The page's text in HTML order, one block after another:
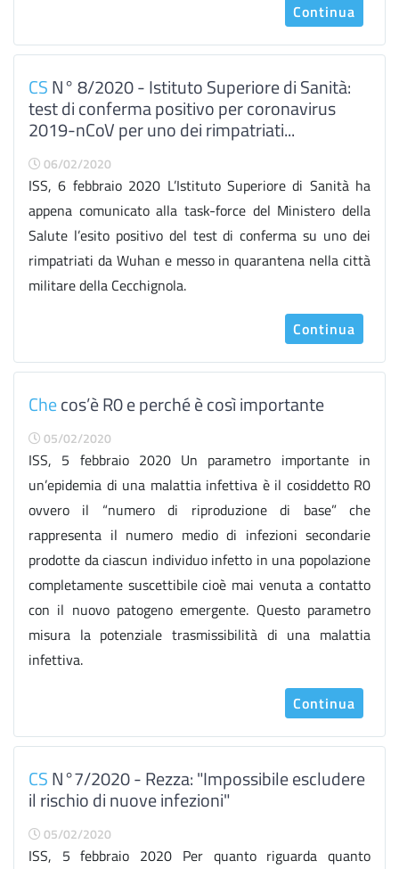
Continua
CSN° 8/2020 - Istituto Superiore di Sanità:
test di conferma positivo per coronavirus
2019-nCoV per uno dei rimpatriati...
06/02/2020
ISS, 6 febbraio 2020 L’Istituto Superiore di Sanità ha
appena comunicato alla task-force del Ministero della
Salute l’esito positivo del test di conferma su uno dei
rimpatriati da Wuhan e messo in quarantena nella città
militare della Cecchignola.
Continua
Checos’è R0 e perché è così importante
05/02/2020
ISS, 5 febbraio 2020 Un parametro importante in
un’epidemia di una malattia infettiva è il cosiddetto R0
ovvero il “numero di riproduzione di base” che
rappresenta il numero medio di infezioni secondarie
prodotte da ciascun individuo infetto in una popolazione
completamente suscettibile cioè mai venuta a contatto
con il nuovo patogeno emergente. Questo parametro
misura la potenziale trasmissibilità di una malattia
infettiva.
Continua
CSN°7/2020 - Rezza: "Impossibile escludere
il rischio di nuove infezioni"
05/02/2020
ISS, 5 febbraio 2020 Per quanto riguarda quanto